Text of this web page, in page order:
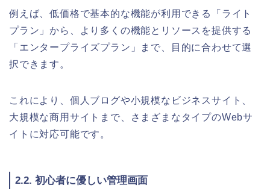
例えば、低価格で基本的な機能が利用できる「ライト
プラン」から、より多くの機能とリソースを提供する
「エンタープライズプラン」まで、目的に合わせて選
択できます。
これにより、個人ブログや小規模なビジネスサイト、
大規模な商用サイトまで、さまざまなタイプのWebサ
イトに対応可能です。
2.2. 初心者に優しい管理画面